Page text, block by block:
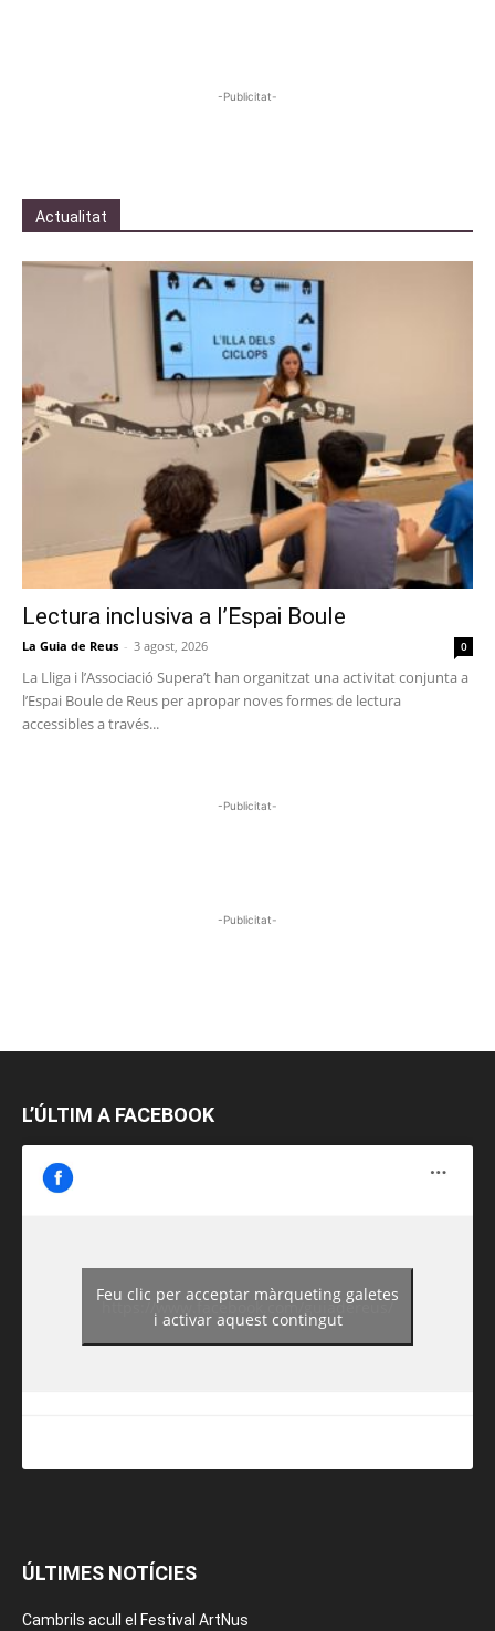
-Publicitat-
Actualitat
Lectura inclusiva a l’Espai Boule
La Guia de Reus - 3 agost, 2026 0
La Lliga i l’Associació Supera’t han organitzat una activitat conjunta a
l’Espai Boule de Reus per apropar noves formes de lectura
accessibles a través...
-Publicitat-
-Publicitat-
L’ÚLTIM A FACEBOOK
https://www.facebook.com/guiadereus/
Feu clic per acceptar màrqueting galetes
i activar aquest contingut
ÚLTIMES NOTÍCIES
Cambrils acull el Festival ArtNus